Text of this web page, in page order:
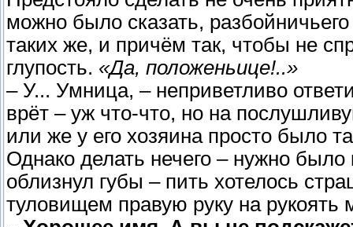
можно было сказать,
таких же, и причём так, чтобы не
глупость. «Да, положеньице!..»
– У... Умница, – неприветливо
врёт – уж что-что, но на
или же у его хозяина просто было
Однако делать нечего – нужно
облизнул губы – пить хотелось
туловищем правую руку на рукоять